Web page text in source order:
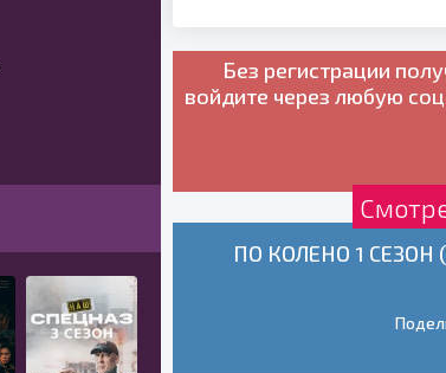
Без регистрации
войдите через любую
ПО КОЛЕНО 1 СЕЗОН